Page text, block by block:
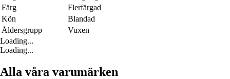
Färg
Flerfärgad
Kön
Blandad
Åldersgrupp
Vuxen
Loading...
Loading...
Alla våra varumärken